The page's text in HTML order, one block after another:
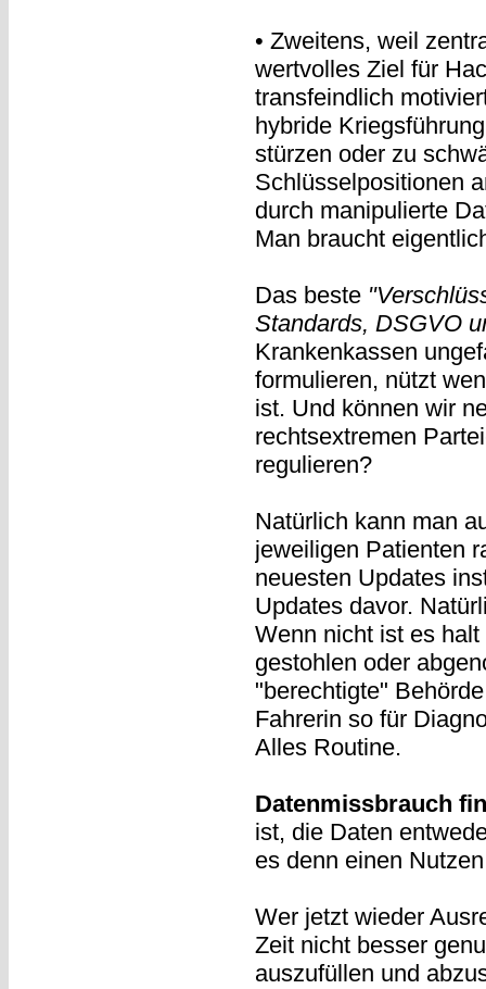
• Zweitens, weil
wertvolles Ziel für
transfeindlich
hybride
stürzen oder zu
Schlüsselpositionen
durch manipulierte
Man braucht
Das beste
Standards, DSGVO
Krankenkassen
formulieren, nützt
ist. Und können wir
rechtsextremen
regulieren?
Natürlich kann man
jeweiligen Patienten
neuesten Updates
Updates davor.
Wenn nicht ist es
gestohlen oder
"berechtigte"
Fahrerin so für
Alles Routine.
Datenmissbrauch
ist, die Daten
es denn einen
Wer jetzt wieder
Zeit nicht besser
auszufüllen und